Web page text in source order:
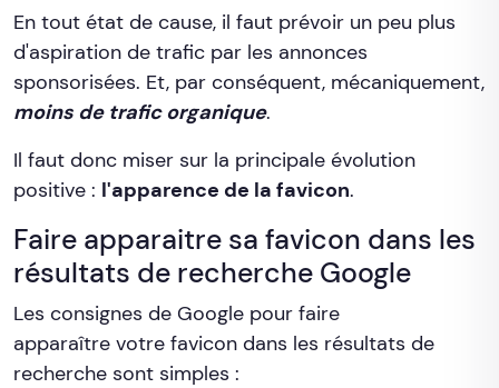
En tout état de cause, il faut prévoir un peu plus
d'aspiration de trafic par les annonces
sponsorisées. Et, par conséquent, mécaniquement,
moins de trafic organique.
Il faut donc miser sur la principale évolution
positive : l'apparence de la favicon.
Faire apparaitre sa favicon dans les
résultats de recherche Google
Les consignes de Google pour faire
apparaître votre favicon dans les résultats de
recherche sont simples :